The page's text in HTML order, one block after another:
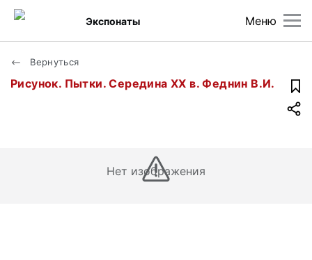
Меню
Экспонаты
Вернуться
Рисунок. Пытки. Середина ХХ в. Феднин В.И.
Нет изображения